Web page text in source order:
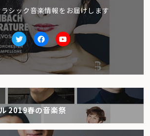
シック音楽情報をお届けします
TwitterfacebookYoutube
2019春の音楽祭